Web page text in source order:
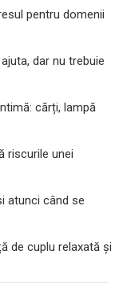
pentru domenii
dar nu trebuie
cărți, lampă
riscurile unei
atunci când se
de cuplu relaxată și